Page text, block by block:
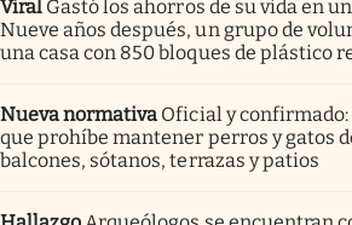
Viral Gastó los ahorros de su vida en
Nueve años después, un grupo de
una casa con 850 bloques de plástico
Nueva normativa Oficial y
que prohíbe mantener perros y gatos
balcones, sótanos, terrazas y patios